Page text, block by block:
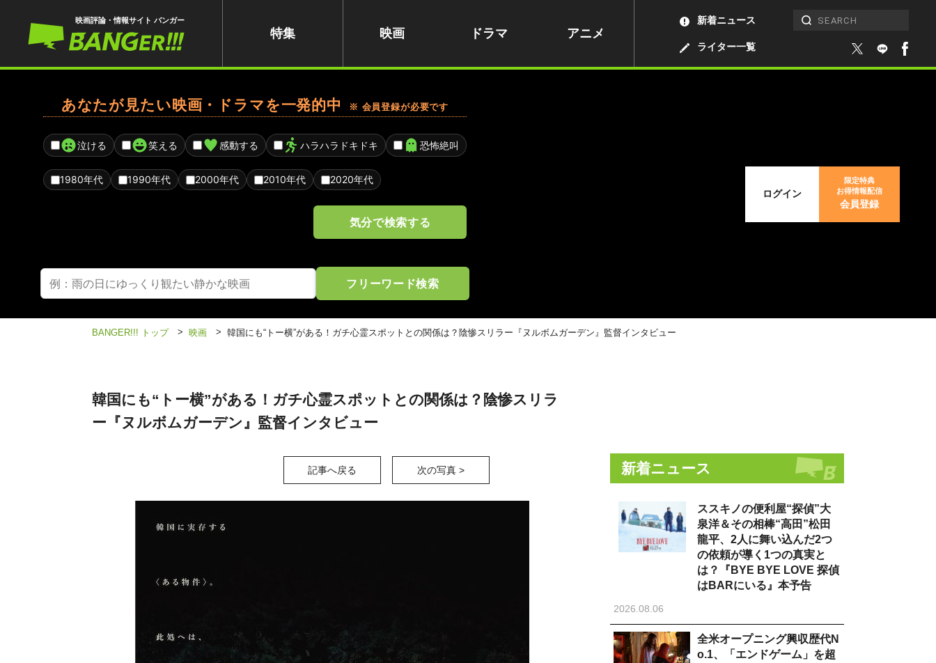
映画評論・情報サイト バンガー
特集 映画 ドラマ アニメ
ライター一覧
新着ニュース
あなたが見たい映画・ドラマを一発的中 ※ 会員登録が必要です
泣ける 笑える 感動する ハラハラドキドキ 恐怖絶叫
1980年代 1990年代 2000年代 2010年代 2020年代
気分で検索する
フリーワード検索
ログイン
限定特典
お得情報配信
会員登録
BANGER!!! トップ > 映画 > 韓国にも“トー横”がある！ガチ心霊スポットとの関係は？陰惨スリラー『ヌルボムガーデン』監督インタビュー
韓国にも“トー横”がある！ガチ心霊スポットとの関係は？陰惨スリラ
ー『ヌルボムガーデン』監督インタビュー
記事へ戻る 次の写真 > 新着ニュース
ススキノの便利屋“探偵”大
泉洋＆その相棒“高田”松田
龍平、2人に舞い込んだ2つ
の依頼が導く1つの真実と
は？『BYE BYE LOVE 探偵
はBARにいる』本予告
2026.08.06
全米オープニング興収歴代N
o.1、「エンドゲーム」を超